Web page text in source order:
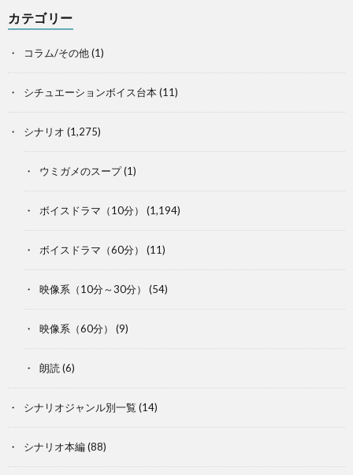
カテゴリー
コラム/その他(1)
シチュエーションボイス台本(11)
シナリオ (1,275)
ウミガメのスープ(1)
ボイスドラマ（10分） (1,194)
ボイスドラマ（60分） (11)
映像系（10分～30分） (54)
映像系（60分） (9)
朗読 (6)
シナリオジャンル別一覧 (14)
シナリオ本編(88)